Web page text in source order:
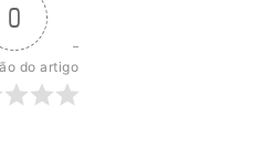
0
do artigo